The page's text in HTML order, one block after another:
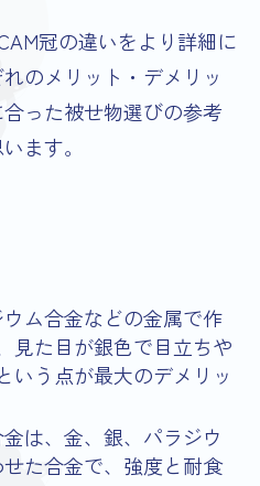
冠の違いをより詳細に
のメリット・デメリッ
った被せ物選びの参考
ます。
ム合金などの金属で作
見た目が銀色で目立ちや
いう点が最大のデメリッ
は、金、銀、パラジウ
た合金で、強度と耐食